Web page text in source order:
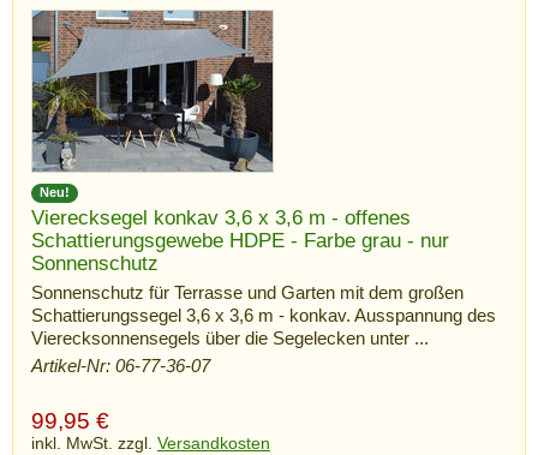
Neu!
Vierecksegel konkav 3,6 x 3,6 m - offenes
Schattierungsgewebe HDPE - Farbe grau - nur
Sonnenschutz
Sonnenschutz für Terrasse und Garten mit dem großen
Schattierungssegel 3,6 x 3,6 m - konkav. Ausspannung des
Vierecksonnensegels über die Segelecken unter ...
Artikel-Nr: 06-77-36-07
99,95 €
inkl. MwSt. zzgl. Versandkosten